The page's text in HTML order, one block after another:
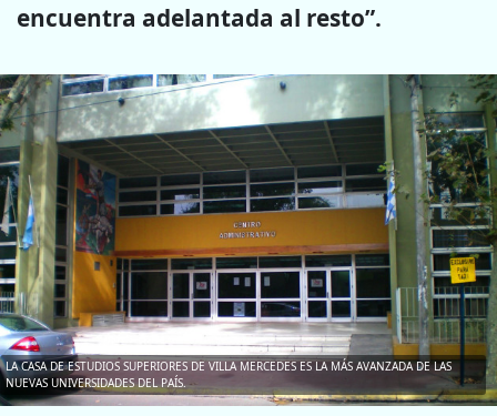
encuentra adelantada al resto”.
LA CASA DE ESTUDIOS SUPERIORES DE VILLA MERCEDES ES LA MÁS AVANZADA DE LAS
NUEVAS UNIVERSIDADES DEL PAÍS.